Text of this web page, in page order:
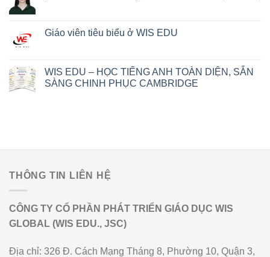
Giáo viên tiêu biểu ở WIS EDU
WIS EDU – HỌC TIẾNG ANH TOÀN DIỆN, SẴN
SÀNG CHINH PHỤC CAMBRIDGE
THÔNG TIN LIÊN HỆ
CÔNG TY CỔ PHẦN PHÁT TRIỂN GIÁO DỤC WIS
GLOBAL (WIS EDU., JSC)
Địa chỉ: 326 Đ. Cách Mạng Tháng 8, Phường 10, Quận 3,